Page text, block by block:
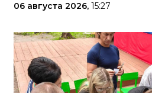
06 августа 2026, 15:27